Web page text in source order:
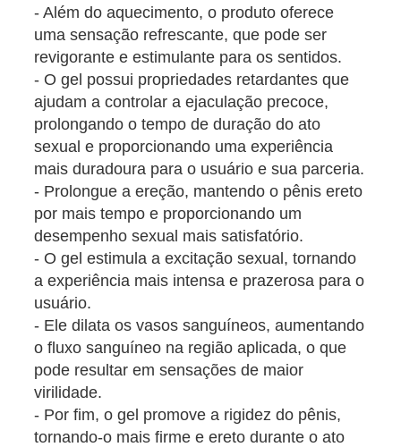
- Além do aquecimento, o produto oferece
uma sensação refrescante, que pode ser
revigorante e estimulante para os sentidos.
- O gel possui propriedades retardantes que
ajudam a controlar a ejaculação precoce,
prolongando o tempo de duração do ato
sexual e proporcionando uma experiência
mais duradoura para o usuário e sua parceria.
- Prolongue a ereção, mantendo o pênis ereto
por mais tempo e proporcionando um
desempenho sexual mais satisfatório.
- O gel estimula a excitação sexual, tornando
a experiência mais intensa e prazerosa para o
usuário.
- Ele dilata os vasos sanguíneos, aumentando
o fluxo sanguíneo na região aplicada, o que
pode resultar em sensações de maior
virilidade.
- Por fim, o gel promove a rigidez do pênis,
tornando-o mais firme e ereto durante o ato